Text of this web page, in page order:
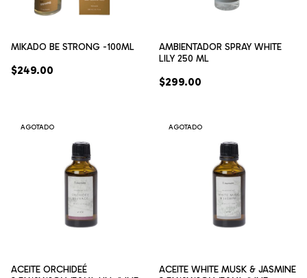
MIKADO BE STRONG -100ML
$249.00
AMBIENTADOR SPRAY WHITE
LILY 250 ML
$299.00
AGOTADO
ACEITE ORCHIDEÉ
AGOTADO
ACEITE WHITE MUSK & JASMINE